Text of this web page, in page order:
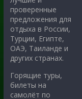
проверенные
предложения для
отдыха в России,
Турции, Египте,
ОАЭ, Таиланде и
других странах.
Горящие туры,
билеты на
самолёт по